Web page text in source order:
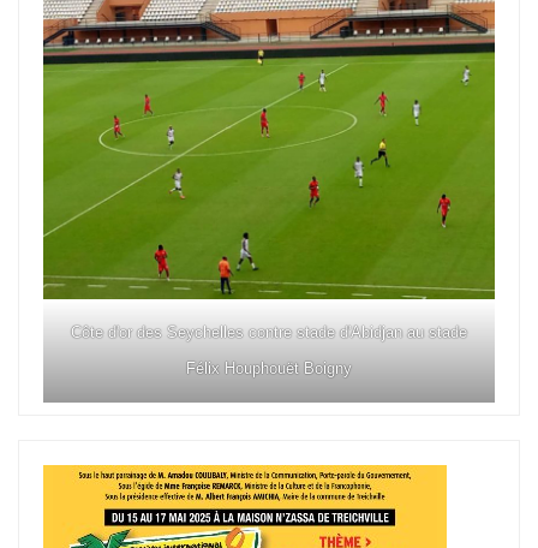
Côte d'or des Seychelles contre stade d'Abidjan au stade
Félix Houphouët Boigny